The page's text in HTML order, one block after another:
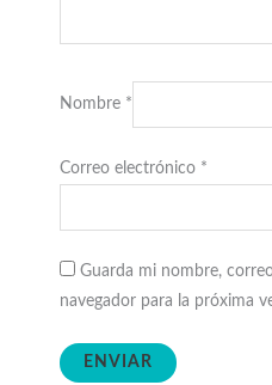
Nombre *
Correo electrónico *
Guarda mi nombre,
navegador para la próxima